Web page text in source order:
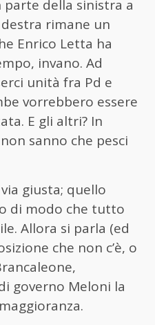
della sinistra a
rimane un
Enrico Letta ha
invano. Ad
unità fra Pd e
vorrebbero essere
E gli altri? In
sanno che pesci
giusta; quello
di modo che tutto
Allora si parla (ed
che non c’è, o
governo Meloni la